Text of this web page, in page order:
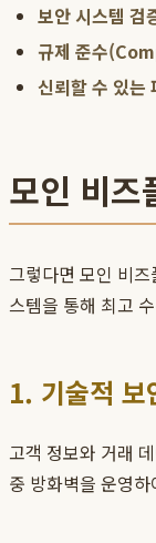
보안 시스템 검
규제 준수
신뢰할 수 있는
모인 비
그렇다면 모인 비
스템을 통해 최고
1. 기술적 보
고객 정보와 거래
중 방화벽을 운영